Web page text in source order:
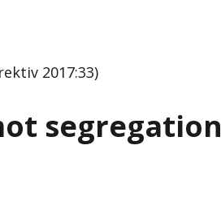
2017:33)
segregation